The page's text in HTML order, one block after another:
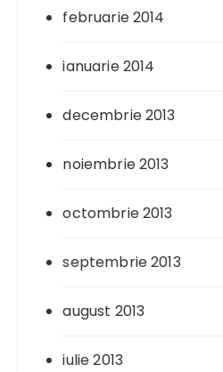
februarie 2014
ianuarie 2014
decembrie 2013
noiembrie 2013
octombrie 2013
septembrie 2013
august 2013
iulie 2013